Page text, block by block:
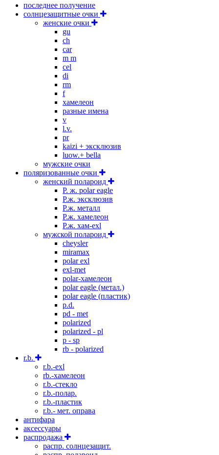
последнее получение
солнцезащитные очки
женские очки
gu
ch
car
m m
cel
di
rm
f
хамелеон
разные имена
v
l.v.
pr
kaizi + эксклюзив
luow.+ bella
мужские очки
поляризованные очки
женский полароид
P. ж. polar eagle
P.ж. эксклюзив
Р.ж. металл
P.ж. хамелеон
Р.ж. хам-exl
мужской полароид
cheysler
miramax
polar exl
exl-met
polar-хамелеон
polar eagle (метал.)
polar eagle (пластик)
p.d.
pd - met
polarized
polarized - pl
p - sp
rb - polarized
r.b.
r.b.-exl
rb.-хамелеон
r.b.-стекло
r.b.-полар.
r.b.-пластик
r.b.- мет. оправа
антифара
аксессуары
распродажа
распр. солнцезащит.